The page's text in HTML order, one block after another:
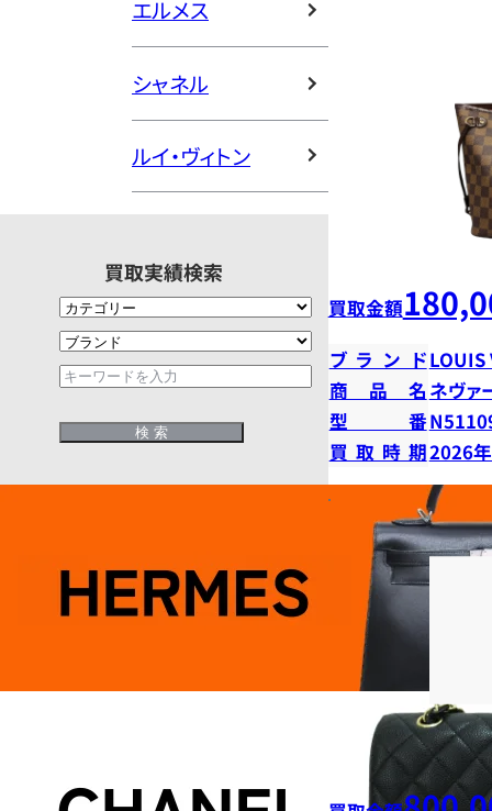
エルメス
シャネル
ルイ・ヴィトン
買取実績検索
買取金額
ブランドLOUIS
商品名 ネヴァ
型番
買取時期2026